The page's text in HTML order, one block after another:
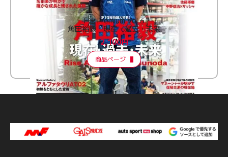
F速 Premium Vol.3
角田裕毅 現在・過去・未来
2,100円
商品ページ